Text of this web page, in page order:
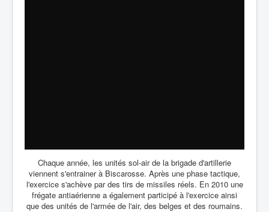
Chaque année, les unités sol-air de la brigade d'artillerie
viennent s'entrainer à Biscarosse. Après une phase tactique,
l'exercice s'achève par des tirs de missiles réels. En 2010 une
frégate antiaérienne a également participé à l'exercice ainsi
que des unités de l'armée de l'air, des belges et des roumains.